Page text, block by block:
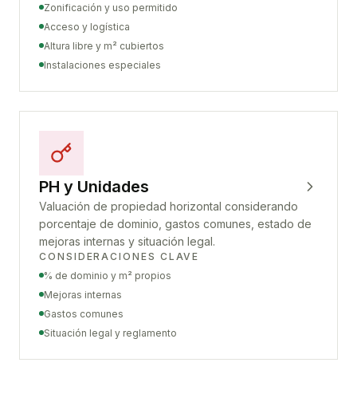
Zonificación y uso permitido
Acceso y logística
Altura libre y m² cubiertos
Instalaciones especiales
PH y Unidades
Valuación de propiedad horizontal considerando
porcentaje de dominio, gastos comunes, estado de
mejoras internas y situación legal.
CONSIDERACIONES CLAVE
% de dominio y m² propios
Mejoras internas
Gastos comunes
Situación legal y reglamento